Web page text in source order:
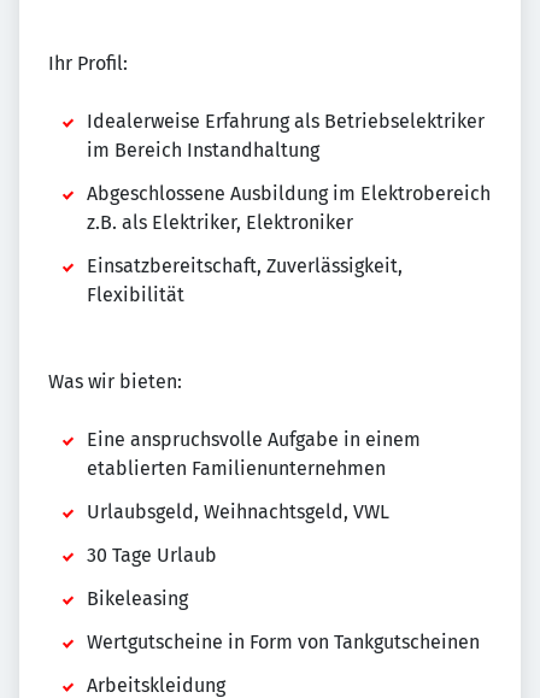
Ihr Profil:
Idealerweise Erfahrung als Betriebselektriker
im Bereich Instandhaltung
Abgeschlossene Ausbildung im Elektrobereich
z.B. als Elektriker, Elektroniker
Einsatzbereitschaft, Zuverlässigkeit,
Flexibilität
Was wir bieten:
Eine anspruchsvolle Aufgabe in einem
etablierten Familienunternehmen
Urlaubsgeld, Weihnachtsgeld, VWL
30 Tage Urlaub
Bikeleasing
Wertgutscheine in Form von Tankgutscheinen
Arbeitskleidung